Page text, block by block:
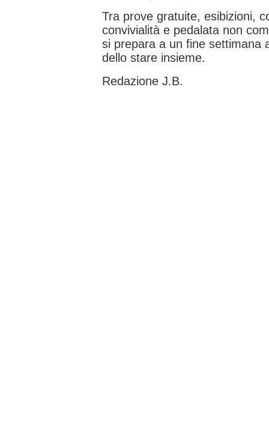
Tra prove gratuite, esibizioni,
convivialità e pedalata non
si prepara a un fine settimana
dello stare insieme.
Redazione J.B.